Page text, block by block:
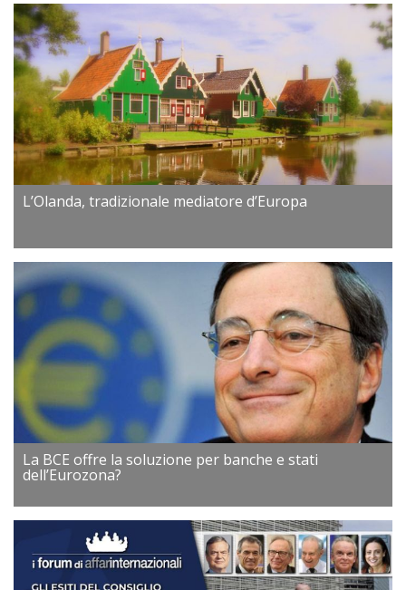
L’Olanda, tradizionale mediatore d’Europa
La BCE offre la soluzione per banche e stati
dell’Eurozona?